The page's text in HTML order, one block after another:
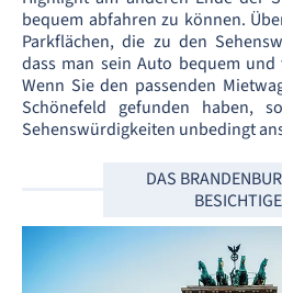
bequem abfahren zu können.
Parkflächen, die zu den
dass man sein Auto bequem
Wenn Sie den passenden
Schönefeld gefunden haben,
Sehenswürdigkeiten unbedingt
DAS